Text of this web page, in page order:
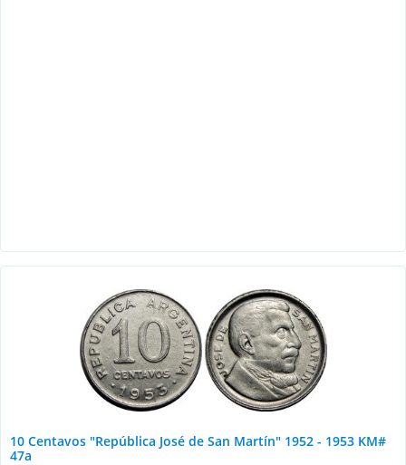
10 Centavos "República José de San Martín" 1952 - 1953 KM#
47a